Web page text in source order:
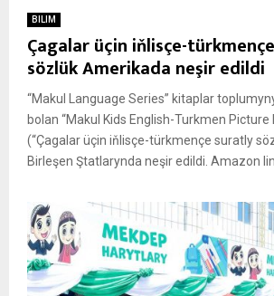
BILIM
Çagalar üçin iňlisçe-
sözlük Amerikada neşir edildi
“Makul Language Series” kitaplar
bolan “Makul Kids English-Turkmen Picture
(“Çagalar üçin iňlisçe-türkmençe suratly
Birleşen Ştatlarynda neşir edildi. Amazon